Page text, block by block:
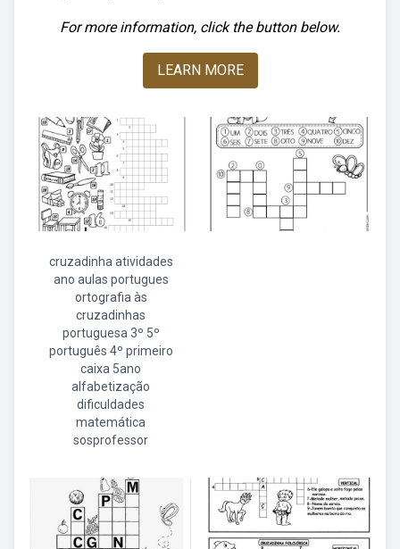
For more information, click the button below.
LEARN MORE
cruzadinha atividades
ano aulas portugues
ortografia às
cruzadinhas
portuguesa 3º 5º
português 4º primeiro
caixa 5ano
alfabetização
dificuldades
matemática
sosprofessor